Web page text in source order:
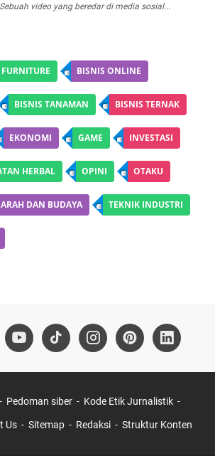
video yang beredar di media sosial...
BISNIS ONLINE
BISNIS TANAMAN BISNIS TERNAK
EKONOMI GAME INVESTASI
HERBAL OPINI OTAKU
DAN BUDAYA TEKNIK INDUSTRI
Pedoman siber Kode Etik Jurnalistik
Us Sitemap Redaksi Struktur Konten